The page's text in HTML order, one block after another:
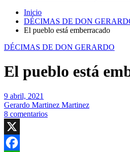
Inicio
DÉCIMAS DE DON
El pueblo está emberracado
DÉCIMAS DE DON GERARDO
El pueblo está
9 abril, 2021
Gerardo Martinez Martinez
8 comentarios
X